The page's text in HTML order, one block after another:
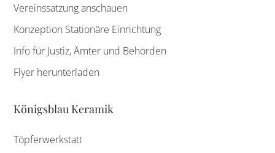
Vereinssatzung anschauen
Konzeption Stationäre Einrichtung
Info für Justiz, Ämter und Behörden
Flyer herunterladen
Königsblau Keramik
Töpferwerkstatt